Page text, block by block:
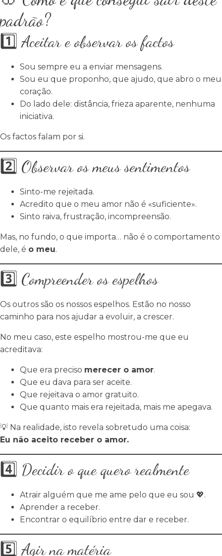
padrão?
1️⃣ Aceitar e observar os factos
Sou sempre eu a enviar mensagens.
Sou eu que proponho, que ajudo, que abro o meu
coração.
Do lado dele: distância, frieza aparente, nenhuma
iniciativa.
Os factos falam por si.
2️⃣ Observar os meus sentimentos
Sinto-me rejeitada.
Acredito que o meu amor não é «suficiente».
Sinto raiva, frustração, incompreensão.
Mas, no fundo, o que importa… não é o comportamento
dele, é o meu.
3️⃣ Compreender os espelhos
Os outros são os nossos espelhos. Estão no nosso
caminho para nos ajudar a evoluir, a crescer.
No meu caso, este espelho mostrou-me que eu
acreditava:
Que era preciso merecer o amor.
Que eu dava para ser aceite.
Que rejeitava o amor gratuito.
Que quanto mais era rejeitada, mais me apegava.
💡 Na realidade, isto revela sobretudo uma coisa:
Eu não aceito receber o amor.
4️⃣ Decidir o que quero realmente
Atrair alguém que me ame pelo que eu sou 💖.
Aprender a receber.
Encontrar o equilíbrio entre dar e receber.
5️⃣ Agir na matéria